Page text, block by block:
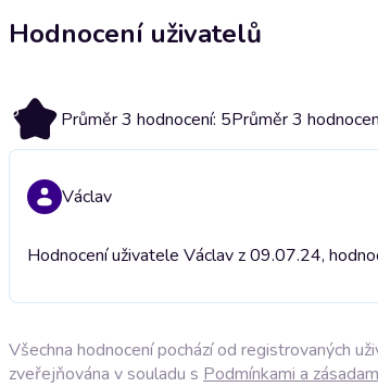
Hodnocení uživatelů
5 Průměr 3 hodnocení: 5Průměr 3
Václav
Hodnocení uživatele Václav z 09.07.24,
Všechna hodnocení pochází od registrovaných
zveřejňována v souladu s Podmínkami a